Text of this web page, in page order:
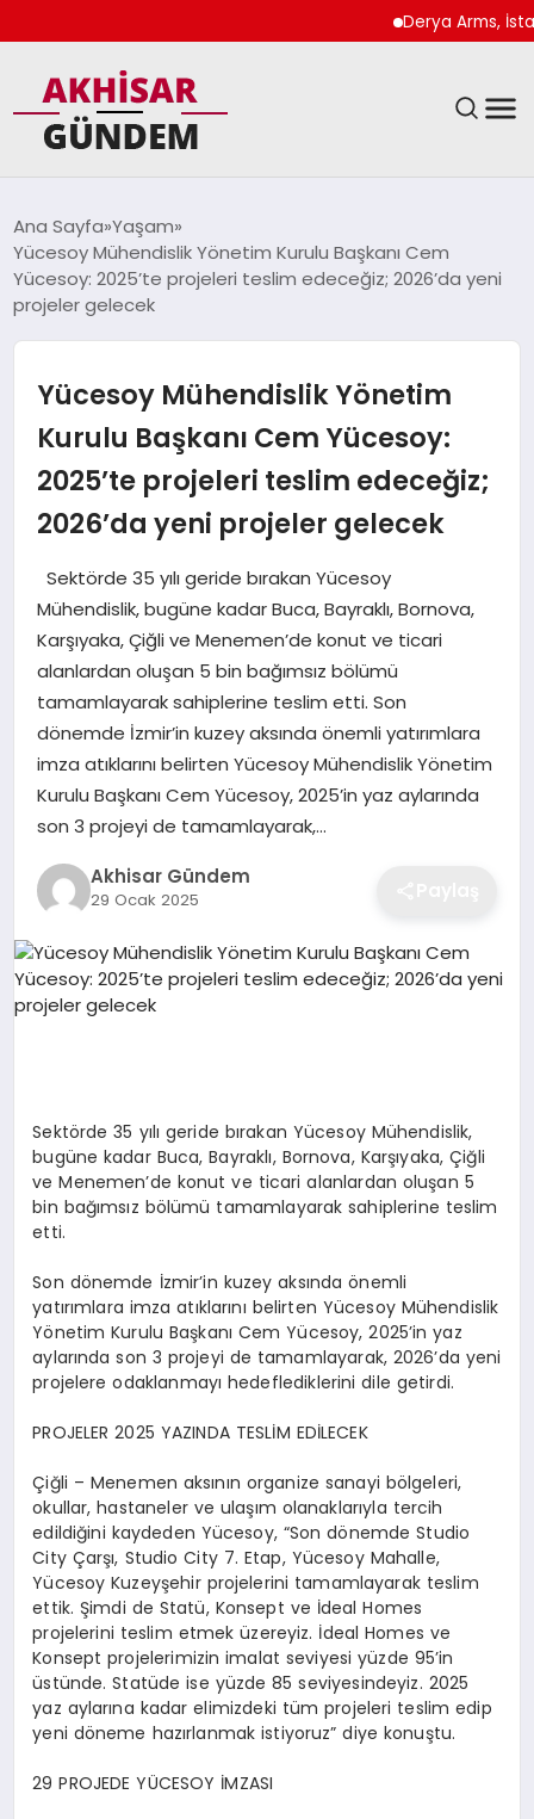
Derya Arms,
DÜNYA
SPOR
TEKNOLOJI
YAŞAM
Ana Sayfa Yaşam
Yücesoy Mühendislik Yönetim Kurulu Başkanı Cem
Yücesoy: 2025’te projeleri teslim edeceğiz; 2026’da yeni
projeler gelecek
Yücesoy Mühendislik Yönetim
Kurulu Başkanı Cem Yücesoy:
2025’te projeleri teslim edeceğiz;
2026’da yeni projeler gelecek
Sektörde 35 yılı geride bırakan Yücesoy
Mühendislik, bugüne kadar Buca, Bayraklı, Bornova,
Karşıyaka, Çiğli ve Menemen’de konut ve ticari
alanlardan oluşan 5 bin bağımsız bölümü
tamamlayarak sahiplerine teslim etti. Son
dönemde İzmir’in kuzey aksında önemli yatırımlara
imza atıklarını belirten Yücesoy Mühendislik Yönetim
Kurulu Başkanı Cem Yücesoy, 2025’in yaz aylarında
son 3 projeyi de tamamlayarak,…
Akhisar Gündem
29 Ocak 2025
Sektörde 35 yılı geride bırakan Yücesoy Mühendislik,
bugüne kadar Buca, Bayraklı, Bornova, Karşıyaka, Çiğli
ve Menemen’de konut ve ticari alanlardan oluşan 5
bin bağımsız bölümü tamamlayarak sahiplerine teslim
etti.
Son dönemde İzmir’in kuzey aksında önemli
yatırımlara imza atıklarını belirten Yücesoy Mühendislik
Yönetim Kurulu Başkanı Cem Yücesoy, 2025’in yaz
aylarında son 3 projeyi de tamamlayarak, 2026’da yeni
projelere odaklanmayı hedeflediklerini dile getirdi.
PROJELER 2025 YAZINDA TESLİM EDİLECEK
Çiğli – Menemen aksının organize sanayi bölgeleri,
okullar, hastaneler ve ulaşım olanaklarıyla tercih
edildiğini kaydeden Yücesoy, “Son dönemde Studio
City Çarşı, Studio City 7. Etap, Yücesoy Mahalle,
Yücesoy Kuzeyşehir projelerini tamamlayarak teslim
ettik. Şimdi de Statü, Konsept ve İdeal Homes
projelerini teslim etmek üzereyiz. İdeal Homes ve
Konsept projelerimizin imalat seviyesi yüzde 95’in
üstünde. Statüde ise yüzde 85 seviyesindeyiz. 2025
yaz aylarına kadar elimizdeki tüm projeleri teslim edip
yeni döneme hazırlanmak istiyoruz” diye konuştu.
29 PROJEDE YÜCESOY İMZASI